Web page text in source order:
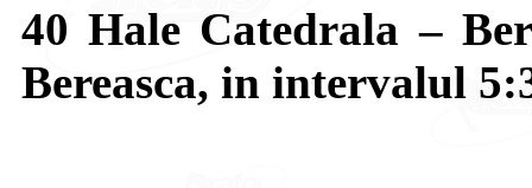
40 Hale Catedrala –
Bereasca, in intervalul